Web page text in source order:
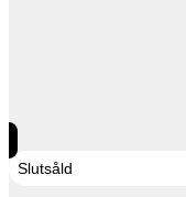
Slutsåld